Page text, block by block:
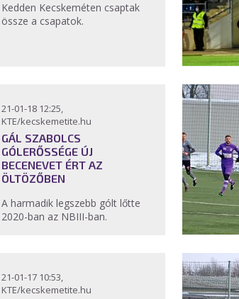
Kedden Kecskeméten csaptak
össze a csapatok.
21-01-18 12:25,
KTE/kecskemetite.hu
GÁL SZABOLCS
GÓLERŐSSÉGE ÚJ
BECENEVET ÉRT AZ
ÖLTÖZŐBEN
A harmadik legszebb gólt lőtte
2020-ban az NBIII-ban.
21-01-17 10:53,
KTE/kecskemetite.hu